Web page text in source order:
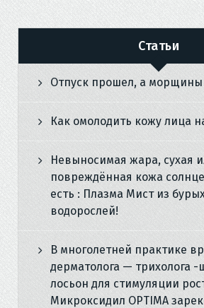
Статьи
Отпуск прошел, а морщины
Как омолодить кожу лица
Невыносимая жара, сухая
повреждённая кожа
есть : Плазма Мист из
водорослей!
В многолетней практике
дерматолога — трихолога
лосьон для стимуляции
Микроксидил OPTIMA